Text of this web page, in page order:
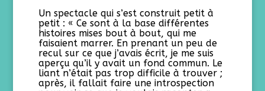
Un spectacle qui s’est construit petit à
petit : « Ce sont à la base différentes
histoires mises bout à bout, qui me
faisaient marrer. En prenant un peu de
recul sur ce que j’avais écrit, je me suis
aperçu qu’il y avait un fond commun. Le
liant n’était pas trop difficile à trouver ;
après, il fallait faire une introspection